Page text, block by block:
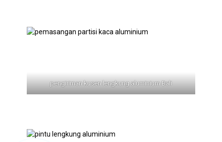
pengiriman kusen lengkung aluminium Bali